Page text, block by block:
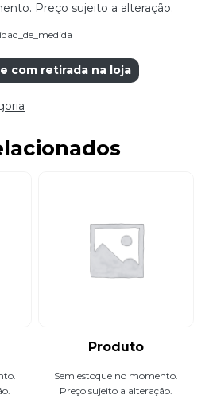
Preço sujeito a alteração.
com retirada na loja
Produto
Sem estoque no momento.
Preço sujeito a alteração.